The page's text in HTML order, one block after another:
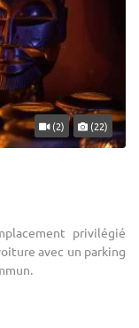
(2) (22)
privilégié
avec un parking